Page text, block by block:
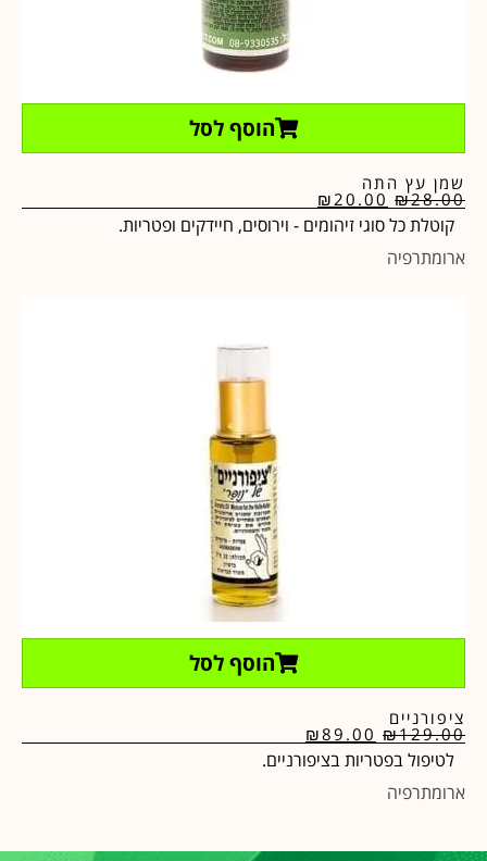
הוסף לסל
שמן עץ התה
₪28.00
₪ 20.00
קוטלת כל סוגי זיהומים - וירוסים, חיידקים ופטריות.
ארומתרפיה
הוסף לסל
ציפורניים
₪129.00
₪89.00
לטיפול בפטריות בציפורניים.
ארומתרפיה